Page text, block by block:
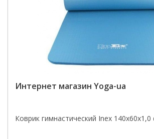
Интернет магазин Yoga-ua
Коврик гимнастический Inex 140x60x1,0